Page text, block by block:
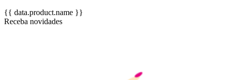
{{ data.product.name }}
Receba novidades